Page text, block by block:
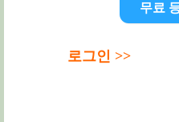
무료
로그인 >>